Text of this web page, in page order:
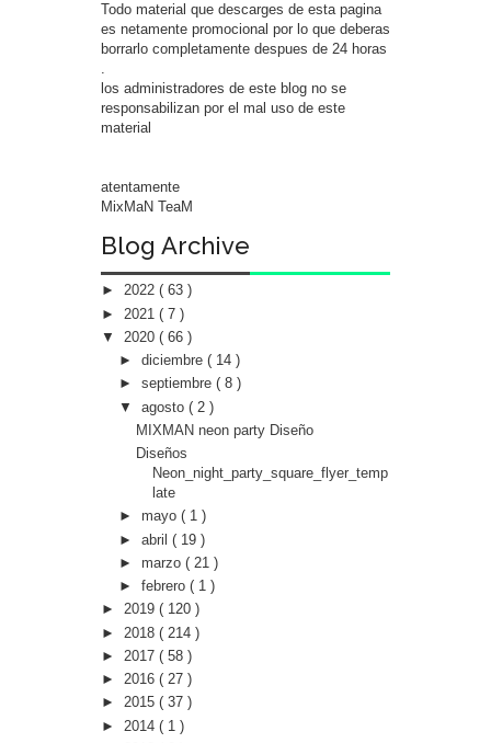
Todo material que descarges de esta pagina
es netamente promocional por lo que deberas
borrarlo completamente despues de 24 horas
.
los administradores de este blog no se
responsabilizan por el mal uso de este
material
atentamente
MixMaN TeaM
Blog Archive
► 2022 ( 63 )
► 2021 ( 7 )
▼ 2020 ( 66 )
► diciembre ( 14 )
► septiembre ( 8 )
▼ agosto ( 2 )
MIXMAN neon party Diseño
Diseños
Neon_night_party_square_flyer_temp
late
► mayo ( 1 )
► abril ( 19 )
► marzo ( 21 )
► febrero ( 1 )
► 2019 ( 120 )
► 2018 ( 214 )
► 2017 ( 58 )
► 2016 ( 27 )
► 2015 ( 37 )
► 2014 ( 1 )